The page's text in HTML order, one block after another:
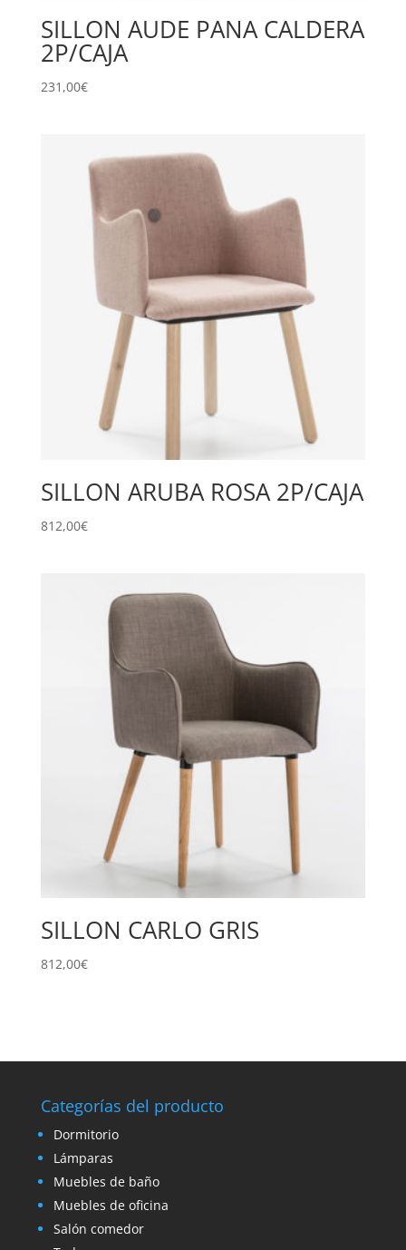
SILLON AUDE PANA CALDERA
2P/CAJA
231,00€
SILLON ARUBA ROSA 2P/CAJA
812,00€
SILLON CARLO GRIS
812,00€
Categorías del producto
Dormitorio
Lámparas
Muebles de baño
Muebles de oficina
Salón comedor